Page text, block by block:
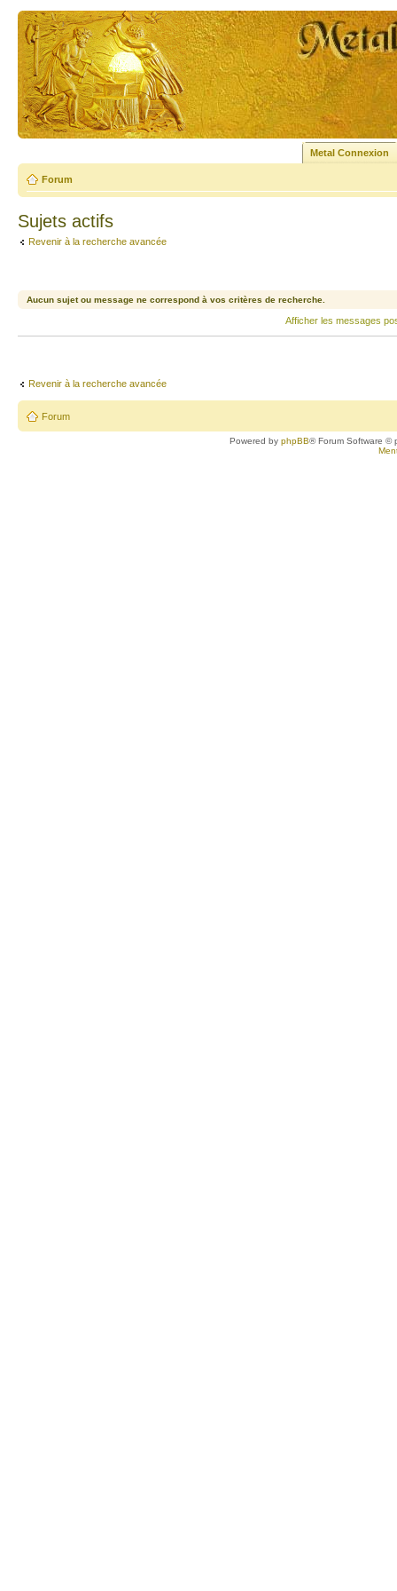
Metal Connexion
Forum
Sujets actifs
Revenir à la recherche avancée
Aucun sujet ou message ne correspond à vos critères de recherche.
Afficher les messages
Revenir à la recherche avancée
Forum
Powered byphpBB® Forum Software ©